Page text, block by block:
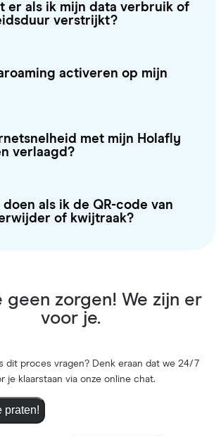
er als ik mijn data verbruik of
verstrijkt?
activeren op mijn
met mijn Holafly
verlaagd?
als ik de QR-code van
of kwijtraak?
geen zorgen! We zijn er
voor je.
dit proces vragen? Denk eraan dat we 24/7
je klaarstaan via onze online chat.
praten!